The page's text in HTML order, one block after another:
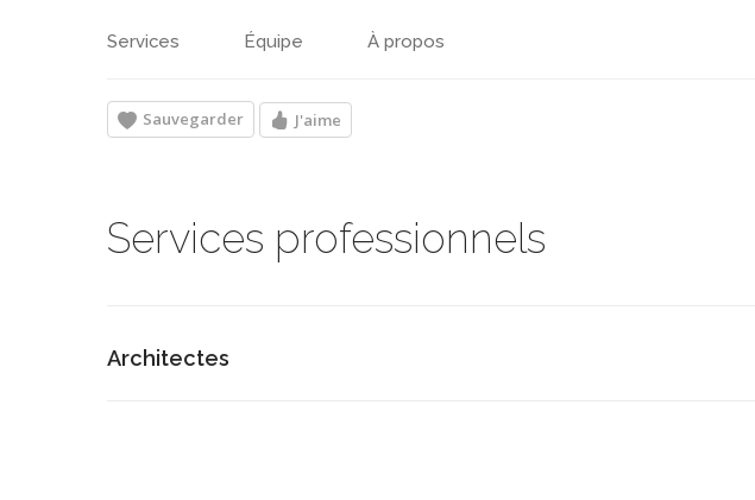
Services Équipe À propos
Sauvegarder J'aime
Services professionnels
Architectes